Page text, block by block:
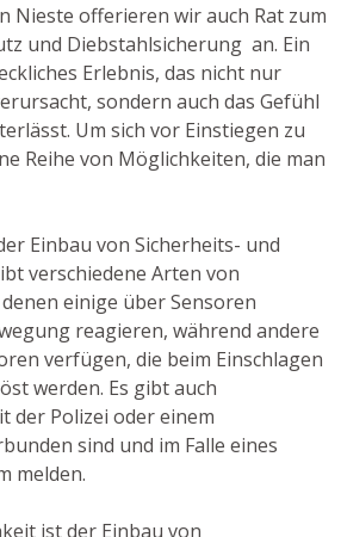
Nieste offerieren wir auch Rat zum
und Diebstahlsicherung an. Ein
Erlebnis, das nicht nur
sondern auch das Gefühl
Um sich vor Einstiegen zu
Reihe von Möglichkeiten, die man
Einbau von Sicherheits- und
verschiedene Arten von
einige über Sensoren
reagieren, während andere
verfügen, die beim Einschlagen
werden. Es gibt auch
der Polizei oder einem
sind und im Falle eines
melden.
ist der Einbau von